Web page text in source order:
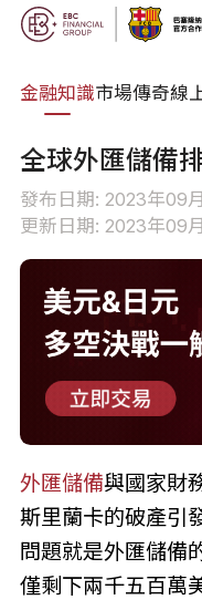
金融知識市場傳奇線
全球外匯儲備
發布日期: 2023年09
更新日期: 2023年09
外匯儲備與國家財
斯里蘭卡的破產引
問題就是外匯儲備
僅剩下兩千五百萬